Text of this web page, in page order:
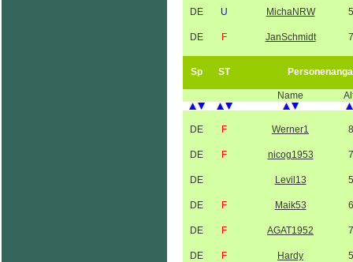
DE U MichaNRW
DE F JanSchmidt
Sp ST
Name
DE F Werner1
DE F nicog1953
DE Levil13
DE F Maik53
DE F AGAT1952
DE F Hardy